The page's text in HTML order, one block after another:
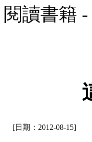
閱讀書籍
[日期：2012-08-15]